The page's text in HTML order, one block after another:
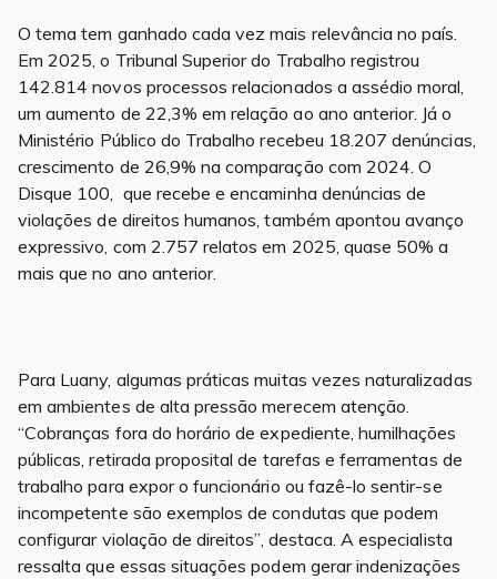
O tema tem ganhado cada vez mais relevância no país.
Em 2025, o Tribunal Superior do Trabalho registrou
142.814 novos processos relacionados a assédio moral,
um aumento de 22,3% em relação ao ano anterior. Já o
Ministério Público do Trabalho recebeu 18.207 denúncias,
crescimento de 26,9% na comparação com 2024. O
Disque 100, que recebe e encaminha denúncias de
violações de direitos humanos, também apontou avanço
expressivo, com 2.757 relatos em 2025, quase 50% a
mais que no ano anterior.
Para Luany, algumas práticas muitas vezes naturalizadas
em ambientes de alta pressão merecem atenção.
“Cobranças fora do horário de expediente, humilhações
públicas, retirada proposital de tarefas e ferramentas de
trabalho para expor o funcionário ou fazê-lo sentir-se
incompetente são exemplos de condutas que podem
configurar violação de direitos”, destaca. A especialista
ressalta que essas situações podem gerar indenizações